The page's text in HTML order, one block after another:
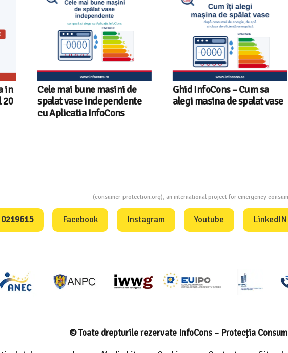
Cele mai bune masini de
spalat vase independente
cu Aplicatia InfoCons
Ghid InfoCons – Cum sa
alegi masina de spalat vase
(consumer-protection.org), an international project for emergency
0219615 Facebook Instagram Youtube LinkedIN
© Toate drepturile rezervate InfoCons – Protecția